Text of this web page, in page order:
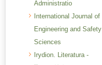
Administratio
International Journal of
Engineering and Safety
Sciences
Irydion. Literatura -